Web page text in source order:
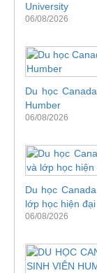
University
06/08/2026
Du học
Humber
06/08/2026
Du học
lớp học hiện đại
06/08/2026